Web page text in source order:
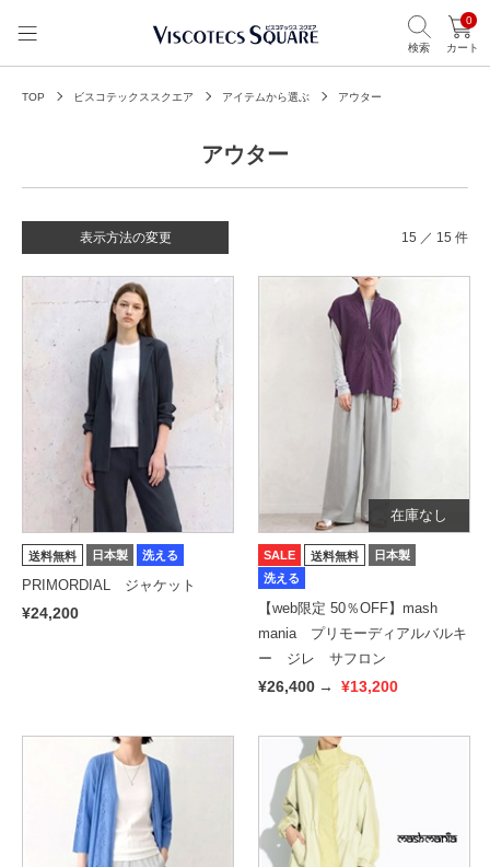
検索
0
カート
TOP ビスコテックススクエア アイテムから選ぶ アウター
アウター
表示方法の変更 15 ／ 15 件
送料無料 日本製 洗える
PRIMORDIAL ジャケット
¥24,200
在庫なし
SALE 送料無料
日本製
洗える
【web限定 50％OFF】mash
mania プリモーディアルバルキ
ー ジレ サフロン
¥26,400 → ¥13,200